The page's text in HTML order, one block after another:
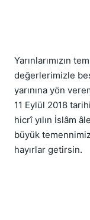
Yarınlarımızın
değerlerimizle
yarınına yön
11 Eylül 2018
hicrî yılın İslâm
büyük
hayırlar getirsin.